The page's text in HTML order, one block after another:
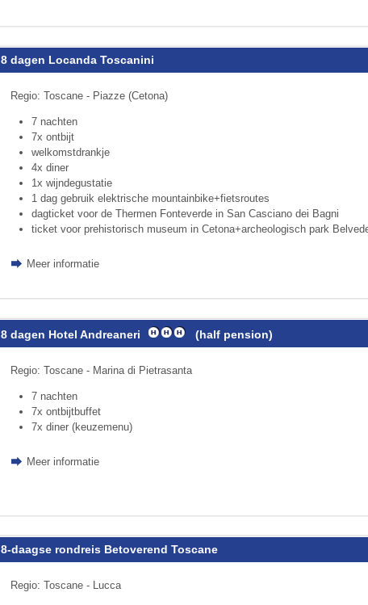
8 dagen Locanda Toscanini
Regio: Toscane - Piazze (Cetona)
7 nachten
7x ontbijt
welkomstdrankje
4x diner
1x wijndegustatie
1 dag gebruik elektrische mountainbike+fietsroutes
dagticket voor de Thermen Fonteverde in San Casciano dei Bagni
ticket voor prehistorisch museum in Cetona+archeologisch park
Meer informatie
8 dagen Hotel Andreaneri (half pension)
Regio: Toscane - Marina di Pietrasanta
7 nachten
7x ontbijtbuffet
7x diner (keuzemenu)
Meer informatie
8-daagse rondreis Betoverend Toscane
Regio: Toscane - Lucca